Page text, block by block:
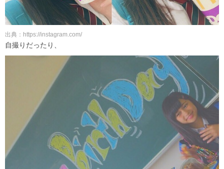
出典：https://instagram.com/
自撮りだったり、